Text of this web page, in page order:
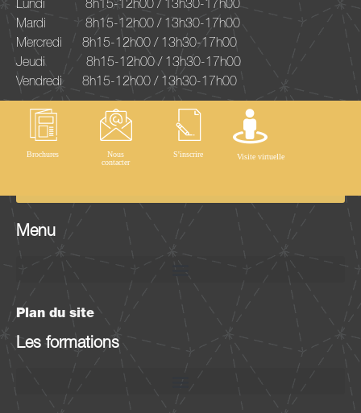
Brochures
Nous
contacter
S'inscrire Visite virtuelle
Lundi
8h15-12h00 / 13h30-17h00
Mardi
8h15-12h00 / 13h30-17h00
Mercredi
8h15-12h00 / 13h30-17h00
Jeudi
8h15-12h00 / 13h30-17h00
Vendredi
8h15-12h00 / 13h30-17h00
Inscription à la newsletter
Menu
Plan du site
Les formations